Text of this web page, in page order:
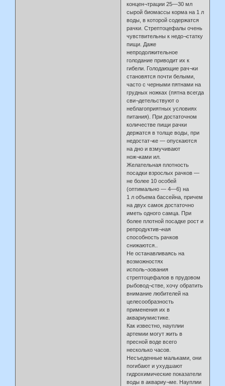
концен¬трации 25—30 мл
сырой биомассы корма на 1 л
воды, в которой содержатся
рачки. Стрептоцефалы очень
чувствительны к недо¬статку
пищи. Даже
непродолжительное
голодание приводит их к
гибели. Голодающие рач¬ки
становятся почти белыми,
часто с черными пятнами на
грудных ножках (пятна всегда
сви¬детельствуют о
неблагоприятных условиях
питания). При достаточном
количестве пищи рачки
держатся в толще воды, при
недостат¬ке — опускаются
на дно и взмучивают
нож¬ками ил.
Желательная плотность
посадки взрослых рачков —
не более 10 особей
(оптимально — 4—6) на
1 л объема бассейна, причем
на двух самок достаточно
иметь одного самца. При
более плотной посадке рост и
репродуктив¬ная
способность рачков
снижаются..
Не останавливаясь на
возможностях
исполь¬зования
стрептоцефалов в прудовом
рыбовод¬стве, хочу обратить
внимание любителей на
целесообразность
применения их в
аквариумистике.
Как известно, науплии
артемии могут жить в
пресной воде всего
несколько часов.
Несъеденные мальками, они
погибают и ухудшают
гидрохимические показатели
воды в аквариу¬ме. Науплии